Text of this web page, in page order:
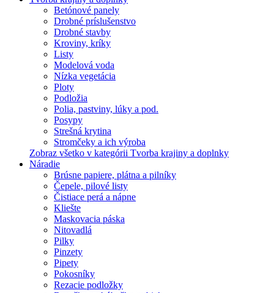
Betónové panely
Drobné príslušenstvo
Drobné stavby
Kroviny, kríky
Listy
Modelová voda
Nízka vegetácia
Ploty
Podložia
Polia, pastviny, lúky a pod.
Posypy
Strešná krytina
Stromčeky a ich výroba
Zobraz všetko v kategórii Tvorba krajiny a doplnky
Náradie
Brúsne papiere, plátna a pilníky
Čepele, pilové listy
Čistiace perá a nápne
Kliešte
Maskovacia páska
Nitovadlá
Pilky
Pinzety
Pipety
Pokosníky
Rezacie podložky